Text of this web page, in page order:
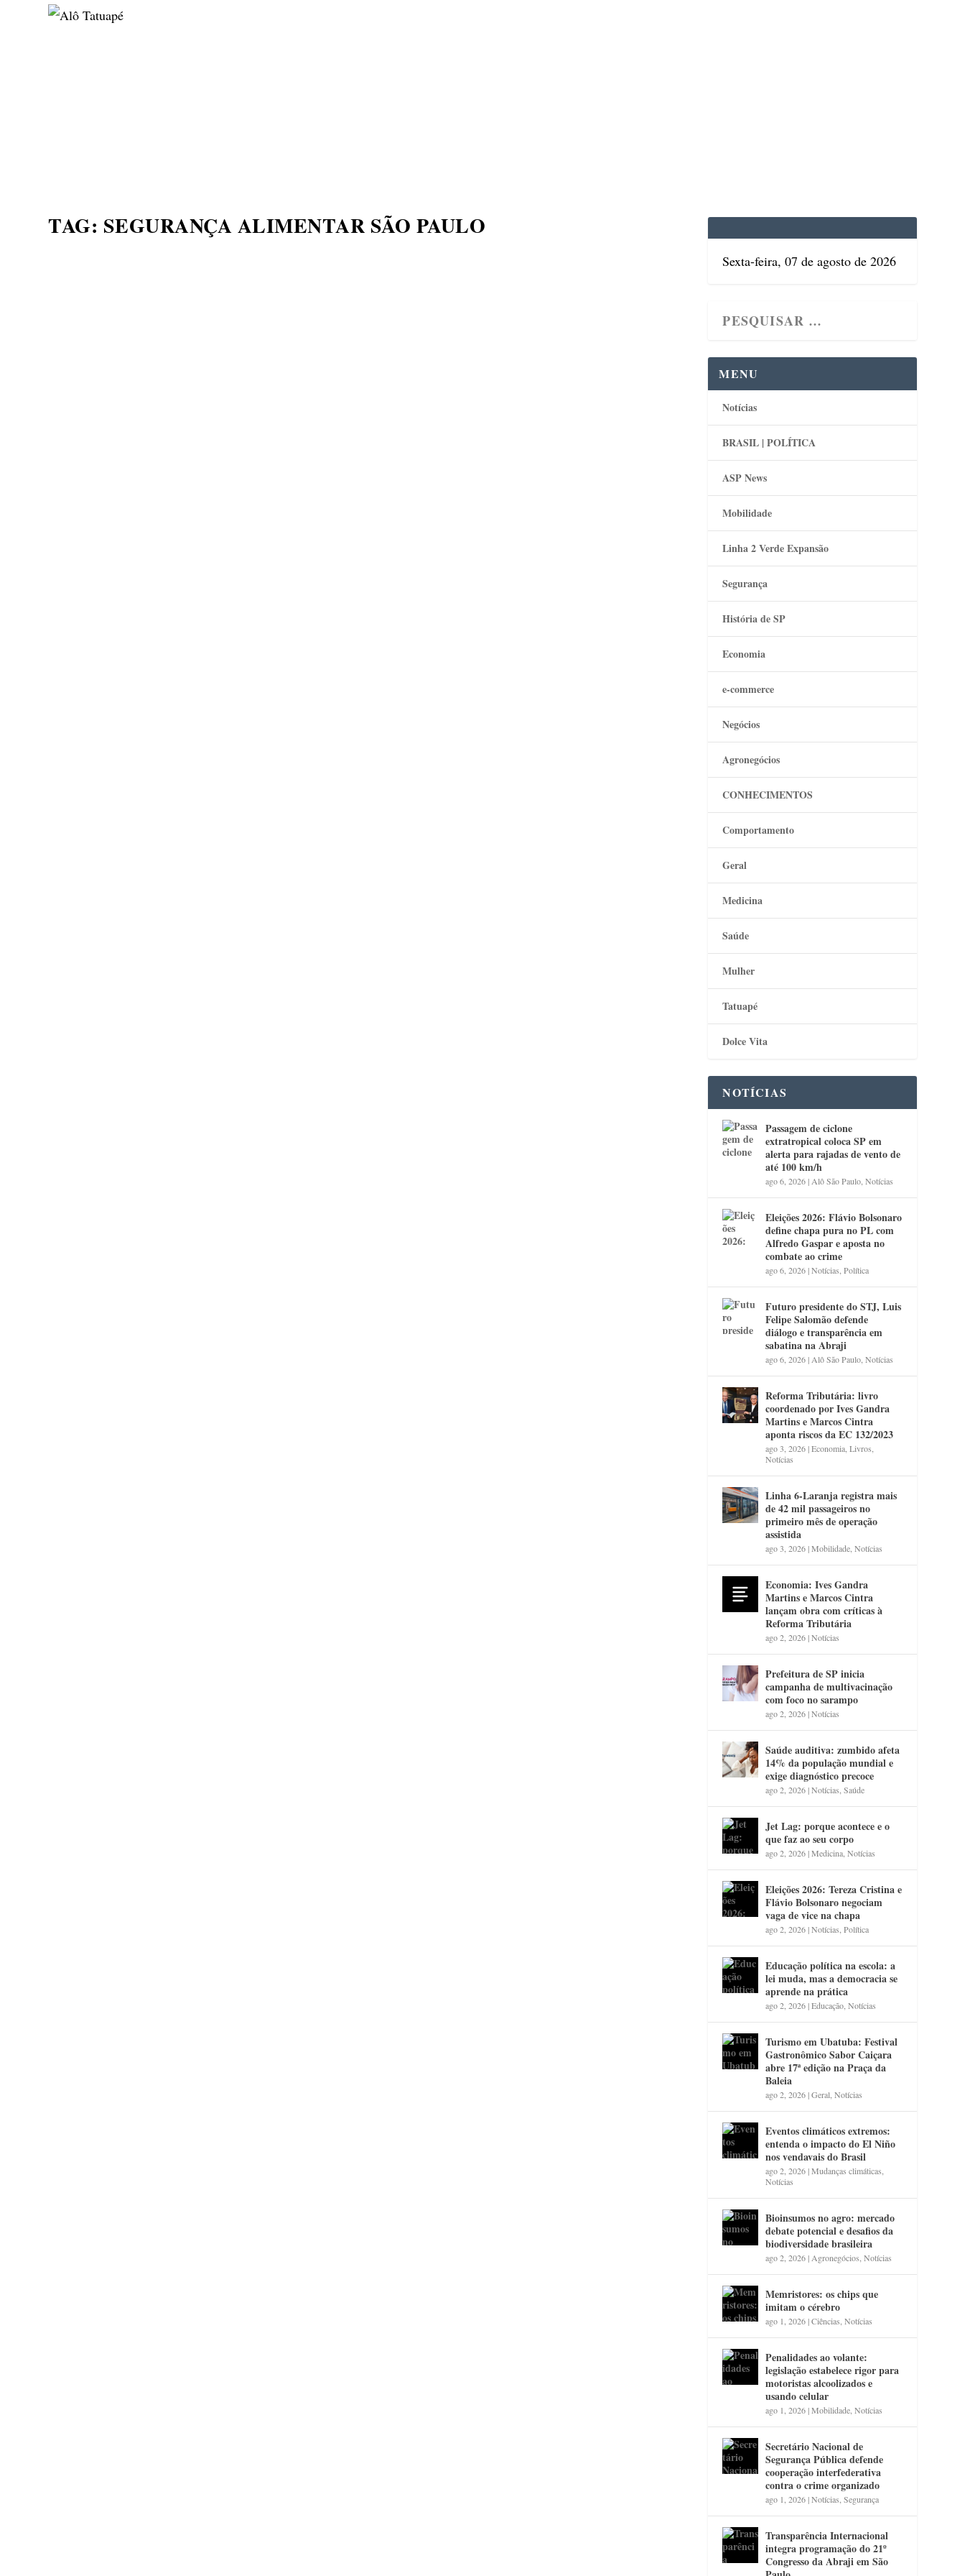
TAG: SEGURANÇA ALIMENTAR SÃO PAULO
Sexta-feira, 07 de agosto de 2026
MENU
Notícias
BRASIL | POLÍTICA
ASP News
Mobilidade
Linha 2 Verde Expansão
Segurança
História de SP
Economia
e-commerce
Negócios
Agronegócios
CONHECIMENTOS
Comportamento
Geral
Medicina
Saúde
Mulher
Tatuapé
Dolce Vita
NOTÍCIAS
Passagem de ciclone
extratropical coloca SP em
alerta para rajadas de vento de
até 100 km/h
ago 6, 2026| Alô São Paulo ,Notícias
Eleições 2026: Flávio Bolsonaro
define chapa pura no PL com
Alfredo Gaspar e aposta no
combate ao crime
ago 6, 2026|Notícias ,Política
Futuro presidente do STJ, Luis
Felipe Salomão defende
diálogo e transparência em
sabatina na Abraji
ago 6, 2026| Alô São Paulo ,Notícias
Reforma Tributária: livro
coordenado por Ives Gandra
Martins e Marcos Cintra
aponta riscos da EC 132/2023
ago 3, 2026|Economia ,Livros
Notícias
Linha 6-Laranja registra mais
de 42 mil passageiros no
primeiro mês de operação
assistida
ago 3, 2026|Mobilidade ,Notícias
Economia: Ives Gandra
Martins e Marcos Cintra
lançam obra com críticas à
Reforma Tributária
ago 2, 2026|Notícias
Prefeitura de SP inicia
campanha de multivacinação
com foco no sarampo
ago 2, 2026|Notícias
Saúde auditiva: zumbido afeta
14% da população mundial e
exige diagnóstico precoce
ago 2, 2026|Notícias ,Saúde
Jet Lag: porque acontece e o
que faz ao seu corpo
ago 2, 2026|Medicina ,Notícias
Eleições 2026: Tereza Cristina e
Flávio Bolsonaro negociam
vaga de vice na chapa
ago 2, 2026|Notícias ,Política
Educação política na escola: a
lei muda, mas a democracia se
aprende na prática
ago 2, 2026|Educação ,Notícias
Turismo em Ubatuba: Festival
Gastronômico Sabor Caiçara
abre 17ª edição na Praça da
Baleia
ago 2, 2026|Geral ,Notícias
Eventos climáticos extremos:
entenda o impacto do El Niño
nos vendavais do Brasil
ago 2, 2026|Mudanças climáticas
Notícias
Bioinsumos no agro: mercado
debate potencial e desafios da
biodiversidade brasileira
ago 2, 2026| Agronegócios ,Notícias
Memristores: os chips que
imitam o cérebro
ago 1, 2026|Ciências ,Notícias
Penalidades ao volante:
legislação estabelece rigor para
motoristas alcoolizados e
usando celular
ago 1, 2026|Mobilidade ,Notícias
Secretário Nacional de
Segurança Pública defende
cooperação interfederativa
contra o crime organizado
ago 1, 2026|Notícias ,Segurança
Transparência Internacional
integra programação do 21º
Congresso da Abraji em São